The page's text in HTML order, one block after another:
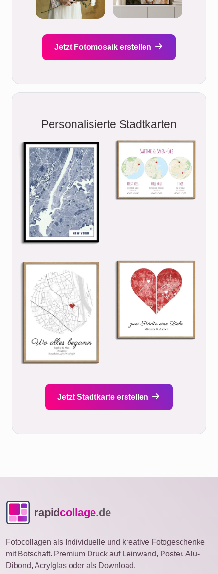
Jetzt Fotomosaik erstellen
Personalisierte Stadtkarten
Jetzt Stadtkarte erstellen
rapidcollage.de
Fotocollagen als Individuelle und kreative Fotogeschenke
mit Botschaft. Premium Druck auf Leinwand, Poster, Alu-
Dibond, Acrylglas oder als Download.